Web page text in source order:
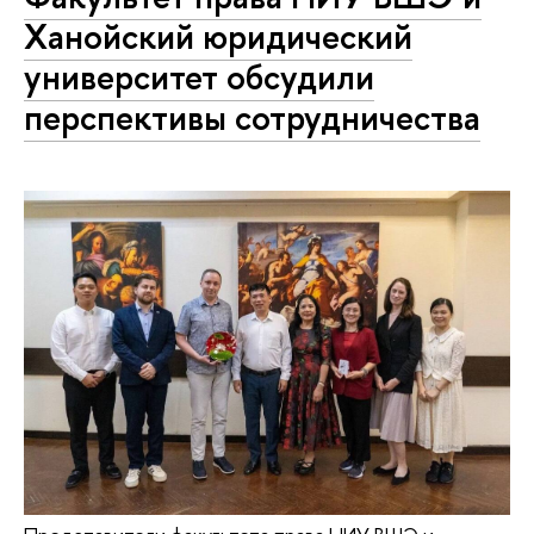
Ханойский юридический
университет обсудили
перспективы сотрудничества